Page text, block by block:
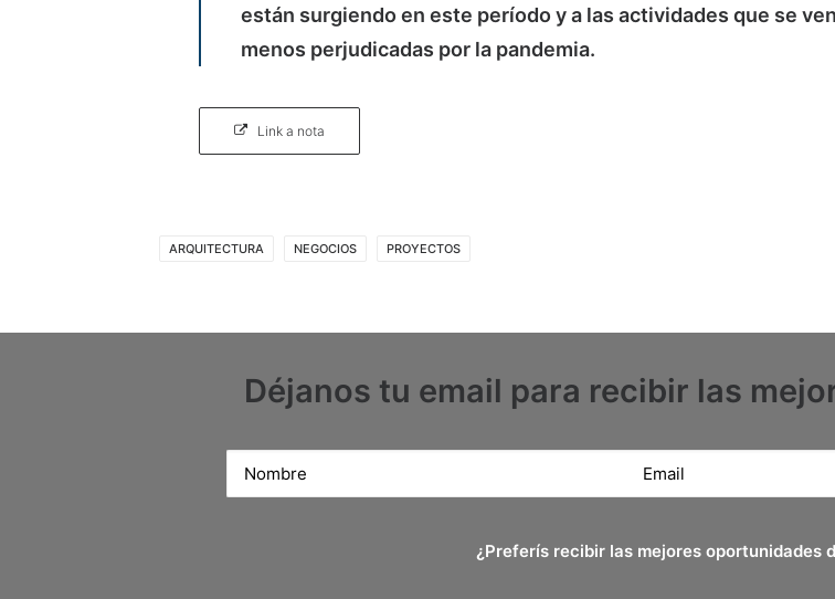
están surgiendo en este período y a las actividades que se ven
menos perjudicadas por la pandemia.
Link a nota
ARQUITECTURA NEGOCIOS PROYECTOS
Déjanos tu email para recibir las
¿Preferís recibir las mejores oportunidades